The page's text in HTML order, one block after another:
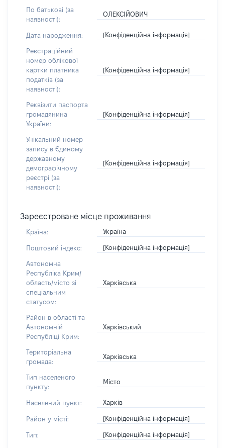
По батькові (за
наявності):
ОЛЕКСІЙОВИЧ
Дата народження: [Конфіденційна інформація]
Реєстраційний
номер облікової
картки платника
податків (за
наявності):
[Конфіденційна інформація]
Реквізити паспорта
громадянина
України:
[Конфіденційна інформація]
Унікальний номер
запису в Єдиному
державному
демографічному
реєстрі (за
наявності):
[Конфіденційна інформація]
Зареєстроване місце проживання
Країна: Україна
Поштовий індекс: [Конфіденційна інформація]
Автономна
Республіка Крим/
область/місто зі
спеціальним
статусом:
Харківська
Район в області та
Автономній
Республіці Крим:
Харківський
Територіальна
громада:
Харківська
Тип населеного
пункту:
Місто
Населений пункт: Харків
Район у місті: [Конфіденційна інформація]
Тип: [Конфіденційна інформація]